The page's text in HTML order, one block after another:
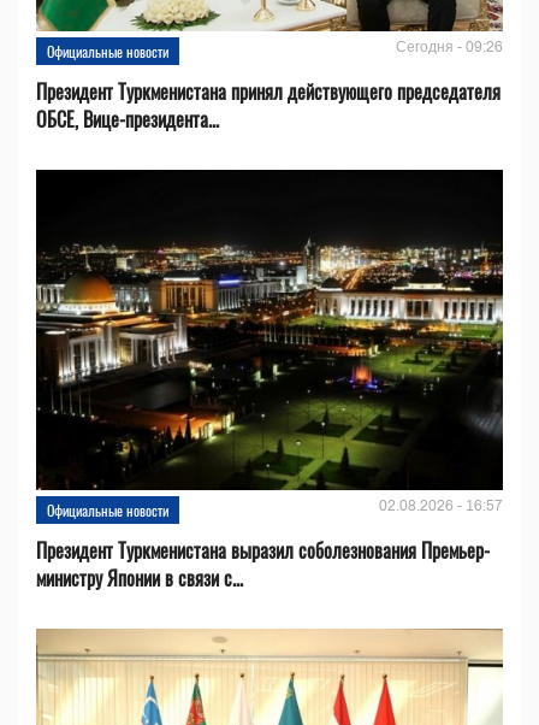
Официальные новости Сегодня - 09:26
Президент Туркменистана принял действующего председателя
ОБСЕ, Вице-президента...
Официальные новости 02.08.2026 - 16:57
Президент Туркменистана выразил соболезнования Премьер-
министру Японии в связи с...